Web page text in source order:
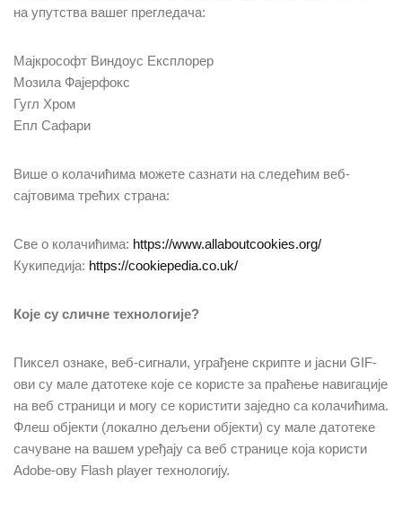
на упутства вашег прегледача:
Мајкрософт Виндоус Експлорер
Мозила Фајерфокс
Гугл Хром
Епл Сафари
Више о колачићима можете сазнати на следећим веб-
сајтовима трећих страна:
Све о колачићима: https://www.allaboutcookies.org/
Кукипедија: https://cookiepedia.co.uk/
Које су сличне технологије?
Пиксел ознаке, веб-сигнали, уграђене скрипте и јасни GIF-
ови су мале датотеке које се користе за праћење навигације
на веб страници и могу се користити заједно са колачићима.
Флеш објекти (локално дељени објекти) су мале датотеке
сачуване на вашем уређају са веб странице која користи
Adobe-ову Flash player технологију.